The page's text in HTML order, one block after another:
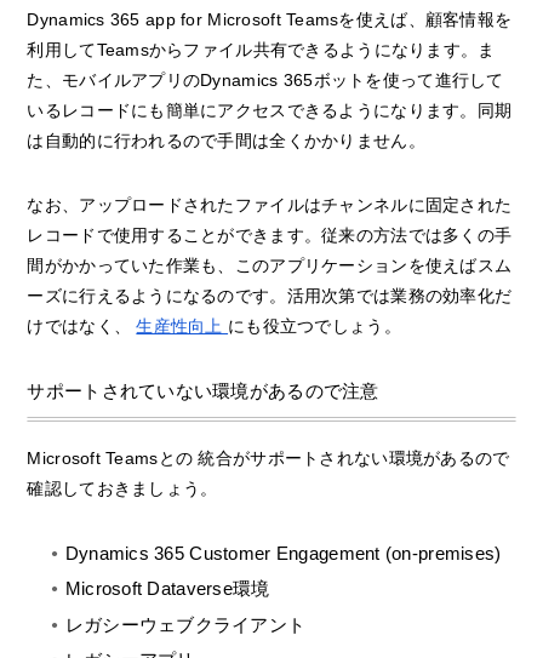
Dynamics 365 app for Microsoft Teamsを使えば、顧客情報を
利用してTeamsからファイル共有できるようになります。ま
た、モバイルアプリのDynamics 365ボットを使って進行して
いるレコードにも簡単にアクセスできるようになります。同期
は自動的に行われるので手間は全くかかりません。
なお、アップロードされたファイルはチャンネルに固定された
レコードで使用することができます。従来の方法では多くの手
間がかかっていた作業も、このアプリケーションを使えばスム
ーズに行えるようになるのです。活用次第では業務の効率化だ
けではなく、生産性向上 にも役立つでしょう。
サポートされていない環境があるので注意
Microsoft Teamsとの 統合がサポートされない環境があるので
確認しておきましょう。
Dynamics 365 Customer Engagement (on-premises)
Microsoft Dataverse環境
レガシーウェブクライアント